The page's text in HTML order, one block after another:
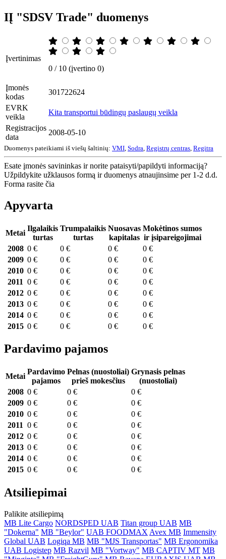
IĮ "SDSV Trade" duomenys
Įvertinimas
0 / 10 (įvertino 0)
Įmonės
kodas
301722624
EVRK
veikla
Kita transportui būdingų paslaugų veikla
Registracijos
data
2008-05-10
Duomenys pateikiami iš viešų šaltinių: VMI Sodra Registrų centras Regitra
Esate įmonės savininkas ir norite pataisyti/papildyti informaciją?
Užpildykite užklausos formą ir duomenys atnaujinsime per 1-2 d.d.
Forma rasite čia
Apyvarta
Metai
Ilgalaikis
turtas
Trumpalaikis
turtas
Nuosavas
kapitalas
Mokėtinos sumos
ir įsipareigojimai
2008 0 € 0 € 0 €
0 €
2009 0 € 0 € 0 €
0 €
2010 0 € 0 € 0 €
0 €
2011 0 € 0 € 0 €
0 €
2012 0 € 0 € 0 €
0 €
2013 0 € 0 € 0 €
0 €
2014 0 € 0 € 0 €
0 €
2015 0 € 0 € 0 € 0 €
Pardavimo pajamos
Metai
Pardavimo
pajamos
Pelnas (nuostoliai)
prieš mokesčius
Grynasis pelnas
(nuostoliai)
2008 0 € 0 €
0 €
2009 0 € 0 €
0 €
2010 0 € 0 €
0 €
2011 0 € 0 €
0 €
2012 0 € 0 €
0 €
2013 0 € 0 €
0 €
2014 0 € 0 €
0 €
2015 0 € 0 € 0 €
Atsiliepimai
Palikite atsiliepimą
MB Lite Cargo NORDSPED UAB Titan group UAB MB
"Dokerna" MB "Beylor" UAB FOODMAX Avex MB Immensity
Global UAB Logiqa MB MB "MJS Transportas" MB Ergonomika
UAB Logistep MB Razvil MB "Vortway" MB CAPTIV MT MB